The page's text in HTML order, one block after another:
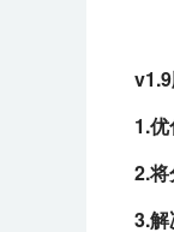
1.
2.将
3.解